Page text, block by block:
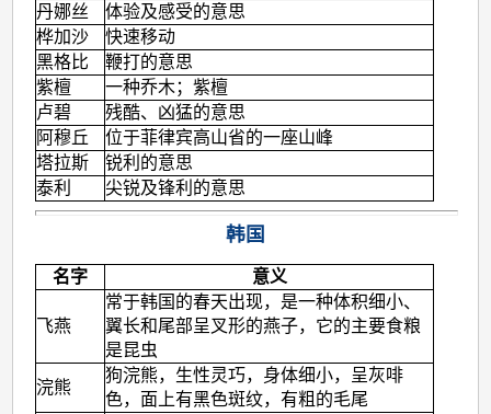
丹娜丝
体验及感受的意思
桦加沙
快速移动
黑格比
鞭打的意思
紫檀
一种乔木；紫檀
卢碧
残酷、凶猛的意思
阿穆丘
位于菲律宾高山省的一座山峰
塔拉斯
锐利的意思
泰利
尖锐及锋利的意思
韩国
名字 意义
飞燕
常于韩国的春天出现，是一种体积细小、
翼长和尾部呈叉形的燕子，它的主要食粮
是昆虫
浣熊
狗浣熊，生性灵巧，身体细小，呈灰啡
色，面上有黑色斑纹，有粗的毛尾